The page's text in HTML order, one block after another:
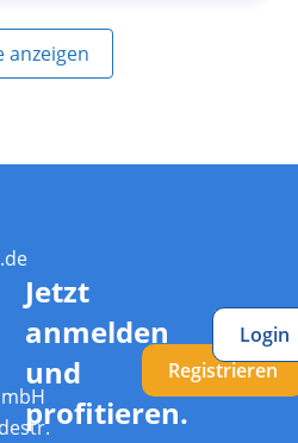
anzeigen
Jetzt
anmelden
und
profitieren.
Registrieren
Login